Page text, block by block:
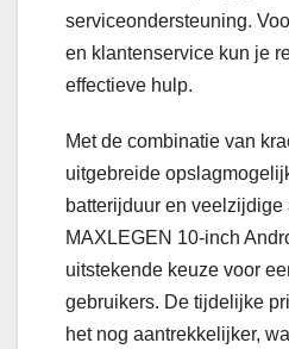
serviceondersteuning.
en klantenservice kun je
effectieve hulp.
Met de combinatie van
uitgebreide
batterijduur en
MAXLEGEN 10-inch
uitstekende keuze voor
gebruikers. De tijdelijke
het nog aantrekkelijker,